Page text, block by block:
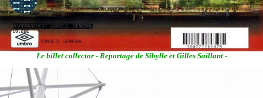
Le billet collector - Reportage de Sibylle et Gilles Saillant -